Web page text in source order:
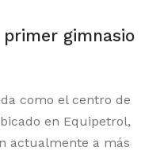
gimnasio
como el centro de
en Equipetrol,
actualmente a más